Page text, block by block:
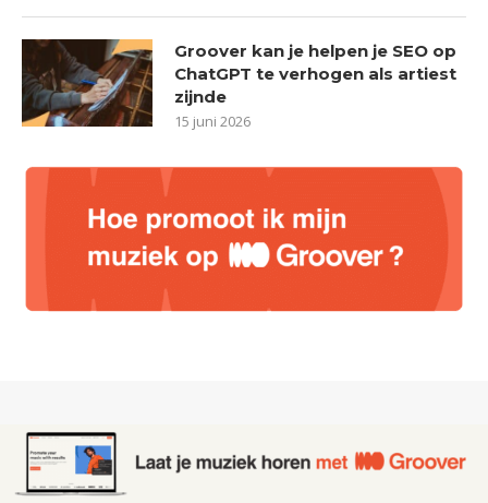
Groover kan je helpen je SEO op
ChatGPT te verhogen als artiest
zijnde
15 juni 2026